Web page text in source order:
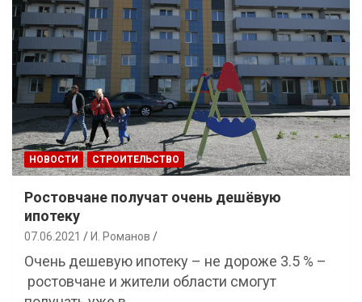
НОВОСТИ СТРОИТЕЛЬСТВО
Ростовчане получат очень дешёвую
ипотеку
07.06.2021 И. Романов
Очень дешевую ипотеку – не дороже 3.5 % –
ростовчане и жители области смогут